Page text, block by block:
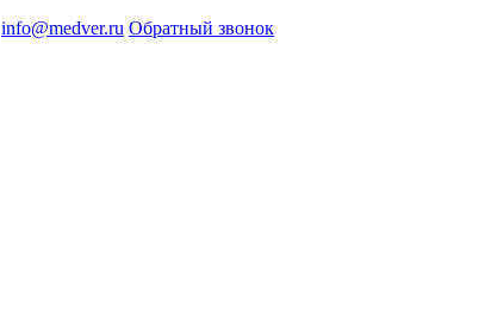
info@medver.ru Обратный звонок